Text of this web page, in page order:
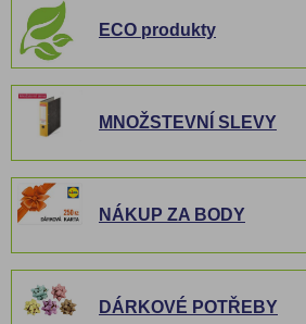
ECO produkty
MNOŽSTEVNÍ SLEVY
NÁKUP ZA BODY
DÁRKOVÉ POTŘEBY